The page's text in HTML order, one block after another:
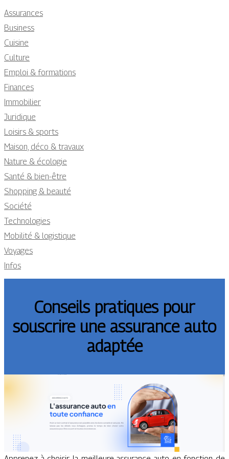
Assurances
Business
Cuisine
Culture
Emploi & formations
Finances
Immobilier
Juridique
Loisirs & sports
Maison, déco & travaux
Nature & écologie
Santé & bien-être
Shopping & beauté
Société
Technologies
Mobilité & logistique
Voyages
Infos
Conseils pratiques pour
souscrire une assurance auto
adaptée